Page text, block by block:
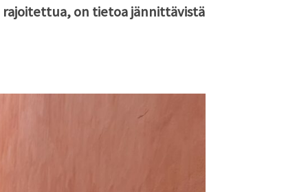
rajoitettua, on tietoa jännittävistä